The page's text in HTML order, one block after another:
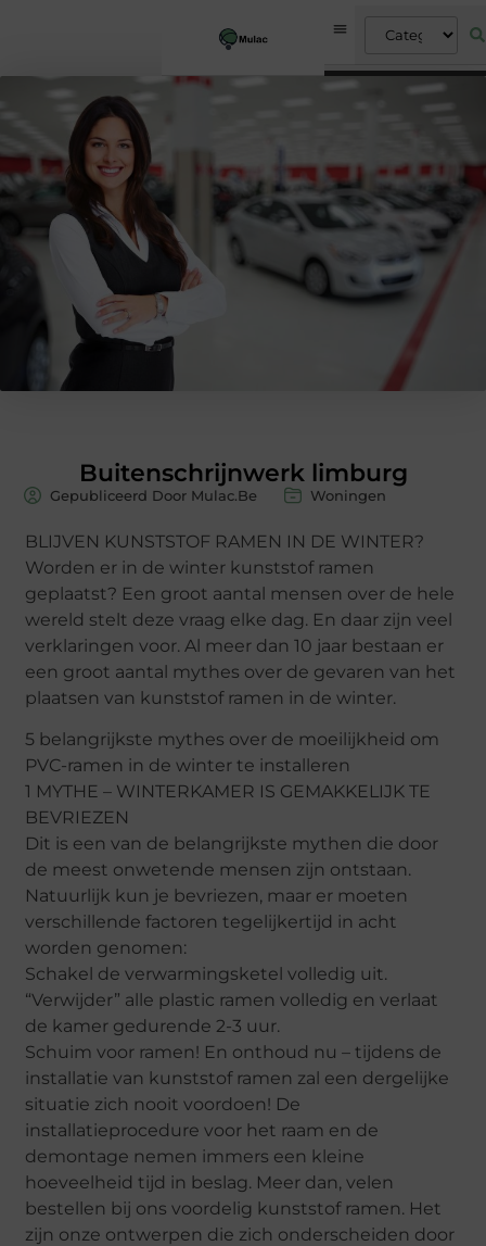
Buitenschrijnwerk limburg
Gepubliceerd Door Mulac.Be Woningen
BLIJVEN KUNSTSTOF RAMEN IN DE WINTER?
Worden er in de winter kunststof ramen
geplaatst? Een groot aantal mensen over de hele
wereld stelt deze vraag elke dag. En daar zijn veel
verklaringen voor. Al meer dan 10 jaar bestaan ​​er
een groot aantal mythes over de gevaren van het
plaatsen van kunststof ramen in de winter.
5 belangrijkste mythes over de moeilijkheid om
PVC-ramen in de winter te installeren
1 MYTHE – WINTERKAMER IS GEMAKKELIJK TE
BEVRIEZEN
Dit is een van de belangrijkste mythen die door
de meest onwetende mensen zijn ontstaan.
Natuurlijk kun je bevriezen, maar er moeten
verschillende factoren tegelijkertijd in acht
worden genomen:
Schakel de verwarmingsketel volledig uit.
“Verwijder” alle plastic ramen volledig en verlaat
de kamer gedurende 2-3 uur.
Schuim voor ramen! En onthoud nu – tijdens de
installatie van kunststof ramen zal een dergelijke
situatie zich nooit voordoen! De
installatieprocedure voor het raam en de
demontage nemen immers een kleine
hoeveelheid tijd in beslag. Meer dan, velen
bestellen bij ons voordelig kunststof ramen. Het
zijn onze ontwerpen die zich onderscheiden door